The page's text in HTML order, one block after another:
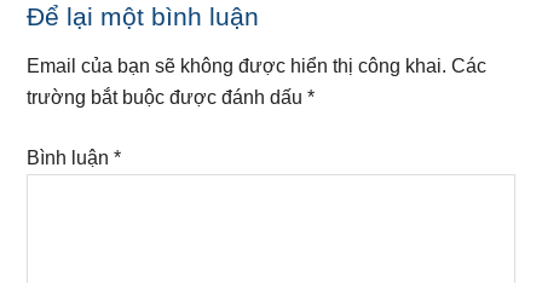
Reader
Interactions
Để lại một bình luận
Email của bạn sẽ không được hiển thị công khai. Các
trường bắt buộc được đánh dấu*
Bình luận*